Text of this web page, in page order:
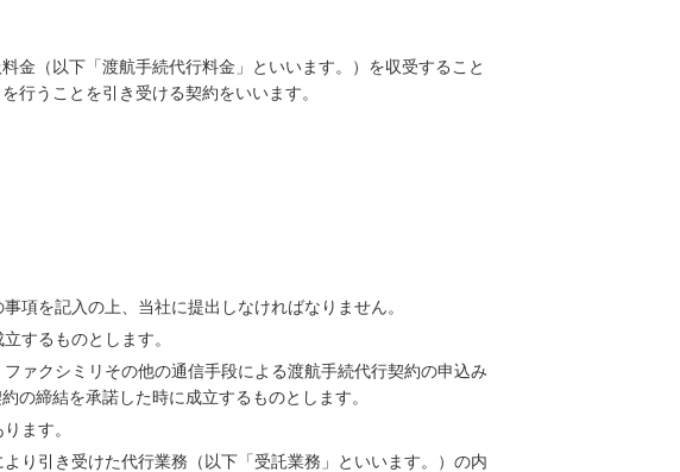
金（以下「渡航手続代行料金」といいます。）を収受すること
行うことを引き受ける契約をいいます。
項を記入の上、当社に提出しなければなりません。
するものとします。
ァクシミリその他の通信手段による渡航手続代行契約の申込み
の締結を承諾した時に成立するものとします。
ます。
り引き受けた代行業務（以下「受託業務」といいます。）の内